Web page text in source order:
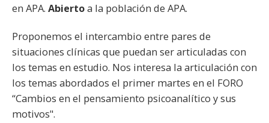
en APA. Abiertoa la población de APA.
Proponemos el intercambio entre pares de
situaciones clínicas que puedan ser articuladas con
los temas en estudio. Nos interesa la articulación con
los temas abordados el primer martes en el FORO
“Cambios en el pensamiento psicoanalítico y sus
motivos".